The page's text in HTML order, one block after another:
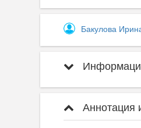
Бакулова
Аннотация